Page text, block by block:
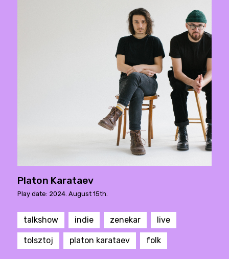
Platon Karataev
Play date: 2024. August 15th.
talkshow indie zenekar live
tolsztoj platon karataev folk